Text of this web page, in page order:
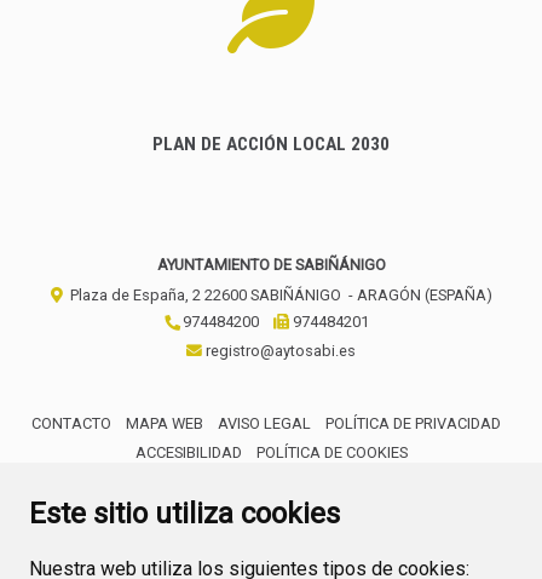
Este sitio utiliza cookies
Nuestra web utiliza los siguientes tipos de cookies:
PLAN DE ACCIÓN LOCAL 2030
AYUNTAMIENTO DE SABIÑÁNIGO
Plaza de España, 2 22600 SABIÑÁNIGO - ARAGÓN (ESPAÑA)
974484200
974484201
registro@aytosabi.es
CONTACTO MAPA WEB AVISO LEGAL
POLÍTICA DE PRIVACIDAD
ACCESIBILIDAD
POLÍTICA DE COOKIES